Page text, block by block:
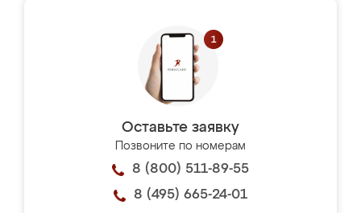
Оставьте заявку
Позвоните по номерам
8 (800) 511-89-55
8 (495) 665-24-01